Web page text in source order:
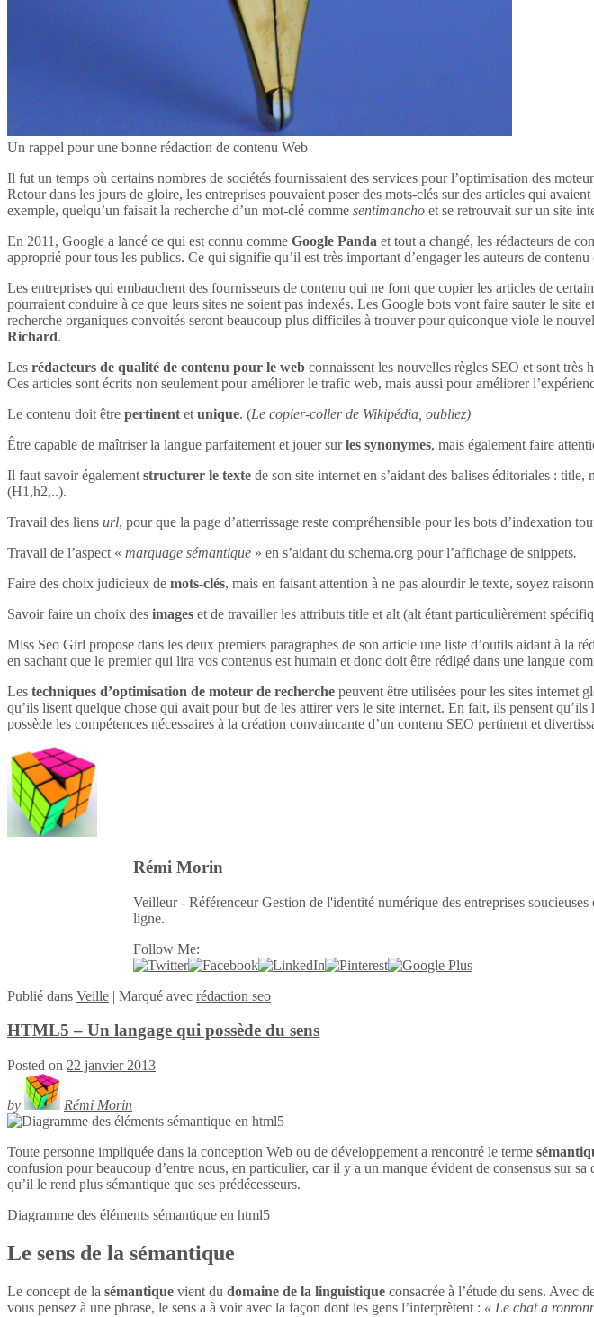
Un rappel pour une bonne rédaction de contenu Web
Il fut un temps où certains nombres de sociétés fournissaient des services pour l’optimisation des
Retour dans les jours de gloire, les entreprises pouvaient poser des mots-clés sur des articles qui
exemple, quelqu’un faisait la recherche d’un mot-clé comme sentimancho et se retrouvait sur un site
En 2011, Google a lancé ce qui est connu comme Google Panda et tout a changé, les rédacteurs de
approprié pour tous les publics. Ce qui signifie qu’il est très important d’engager les auteurs de
Les entreprises qui embauchent des fournisseurs de contenu qui ne font que copier les articles de
pourraient conduire à ce que leurs sites ne soient pas indexés. Les Google bots vont faire sauter le
recherche organiques convoités seront beaucoup plus difficiles à trouver pour quiconque viole le
Richard.
Les rédacteurs de qualité de contenu pour le web connaissent les nouvelles règles SEO et sont très
Ces articles sont écrits non seulement pour améliorer le trafic web, mais aussi pour améliorer
Le contenu doit être pertinent et unique. (Le copier-coller de Wikipédia, oubliez)
Être capable de maîtriser la langue parfaitement et jouer surles synonymes, mais également faire
Il faut savoir également structurer le texte de son site internet en s’aidant des balises éditoriales : title,
(H1,h2,..).
Travail des liens url, pour que la page d’atterrissage reste compréhensible pour les bots d’indexation
Travail de l’aspect « marquage sémantique » en s’aidant du schema.org pour l’affichage de snippets.
Faire des choix judicieux de mots-clés, mais en faisant attention à ne pas alourdir le texte, soyez
Savoir faire un choix des images et de travailler les attributs title et alt (alt étant particulièrement
Miss Seo Girl propose dans les deux premiers paragraphes de son article une liste d’outils aidant à la
en sachant que le premier qui lira vos contenus est humain et donc doit être rédigé dans une langue
Les techniques d’optimisation de moteur de recherche peuvent être utilisées pour les sites internet
qu’ils lisent quelque chose qui avait pour but de les attirer vers le site internet. En fait, ils pensent
possède les compétences nécessaires à la création convaincante d’un contenu SEO pertinent et
Rémi Morin
Veilleur - Référenceur Gestion de l'identité numérique des entreprises
ligne.
Follow Me:
Publié dans Veille | Marqué avec rédaction seo
HTML5 – Un langage qui possède du sens
Posted on 22 janvier 2013
by Rémi Morin
Toute personne impliquée dans la conception Web ou de développement a rencontré le terme
confusion pour beaucoup d’entre nous, en particulier, car il y a un manque évident de consensus sur
qu’il le rend plus sémantique que ses prédécesseurs.
Diagramme des éléments sémantique en html5
Le sens de la sémantique
Le concept de la sémantique vient du domaine de la linguistique consacrée à l’étude du sens. Avec
vous pensez à une phrase, le sens a à voir avec la façon dont les gens l’interprètent : « Le chat a